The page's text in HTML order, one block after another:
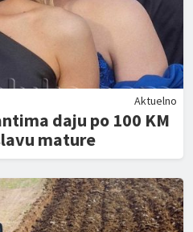
Aktuelno
daju po 100 KM
mature